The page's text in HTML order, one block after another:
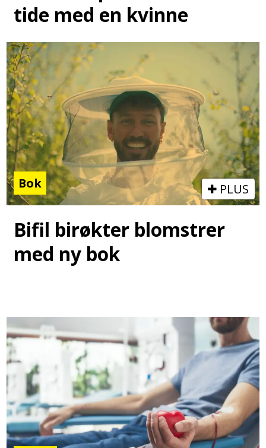
tide med en kvinne
Bok PLUS
Bifil birøkter blomstrer
med ny bok